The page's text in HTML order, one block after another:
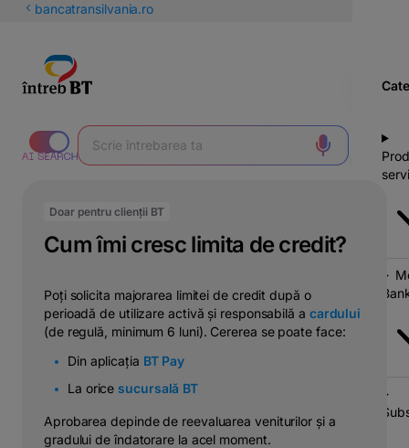
latineștibancatransilvania.ro
Doar pentru clienții BT
Cum îmi cresc limita de credit?
Poți solicita majorarea limitei de credit după o
perioadă de utilizare activă și responsabilă a cardului
(de regulă, minimum 6 luni). Cererea se poate face:
Din aplicația BT Pay
La oricesucursală BT
Aprobarea depinde de reevaluarea veniturilor și a
gradului de îndatorare la acel moment.